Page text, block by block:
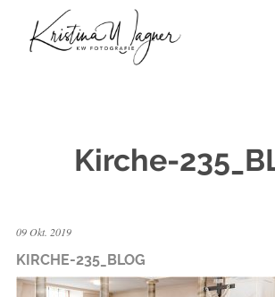
Kirche-
09 Okt. 2019
KIRCHE-235_BLOG